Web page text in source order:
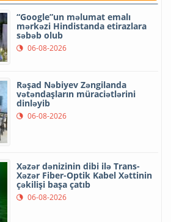
“Google”un məlumat emalı
mərkəzi Hindistanda etirazlara
səbəb olub
06-08-2026
Rəşad Nəbiyev Zəngilanda
vətəndaşların müraciətlərini
dinləyib
06-08-2026
Xəzər dənizinin dibi ilə Trans-
Xəzər Fiber-Optik Kabel Xəttinin
çəkilişi başa çatıb
06-08-2026